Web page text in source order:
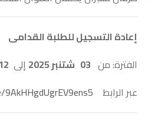
إعادة التسجيل للطلبة القدامى
الفترة: من 03 شتنبر 2025 إلى 12
عبر الرابط